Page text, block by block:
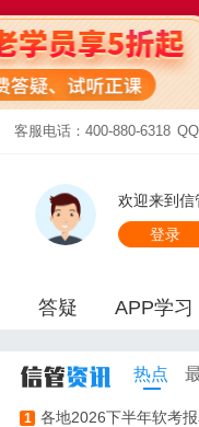
客服电话：400-880-6318
欢迎来到信
登录
答疑 APP学习
热点
1 各地2026下半年软考